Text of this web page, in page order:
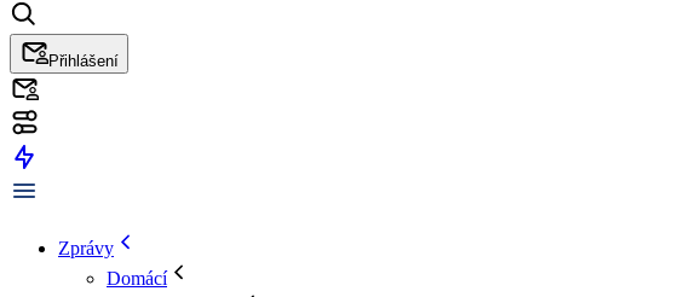
Přihlášení
Zprávy
Domácí